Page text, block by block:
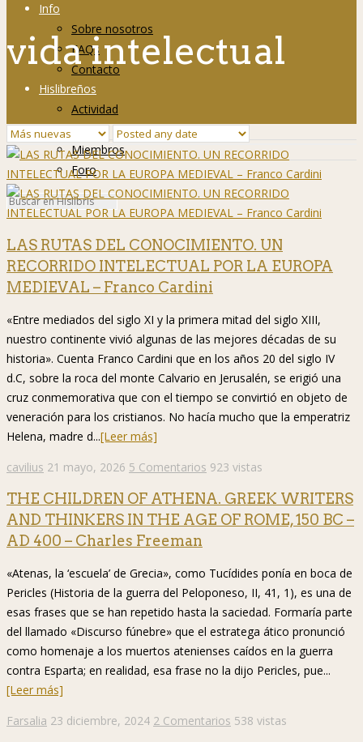
Info
Sobre nosotros
FAQs
Contacto
Hislibreños
Actividad
Grupos
Miembros
Foro
vida intelectual
LAS RUTAS DEL CONOCIMIENTO. UN
RECORRIDO INTELECTUAL POR LA EUROPA
MEDIEVAL – Franco Cardini
«Entre mediados del siglo XI y la primera mitad del siglo XIII,
nuestro continente vivió algunas de las mejores décadas de su
historia». Cuenta Franco Cardini que en los años 20 del siglo IV
d.C, sobre la roca del monte Calvario en Jerusalén, se erigió una
cruz conmemorativa que con el tiempo se convirtió en objeto de
veneración para los cristianos. No hacía mucho que la emperatriz
Helena, madre d...[Leer más]
cavilius 21 mayo, 2026 5 Comentarios 923 vistas
THE CHILDREN OF ATHENA. GREEK WRITERS
AND THINKERS IN THE AGE OF ROME, 150 BC –
AD 400 – Charles Freeman
«Atenas, la ‘escuela’ de Grecia», como Tucídides ponía en boca de
Pericles (Historia de la guerra del Peloponeso, II, 41, 1), es una de
esas frases que se han repetido hasta la saciedad. Formaría parte
del llamado «Discurso fúnebre» que el estratega ático pronunció
como homenaje a los muertos atenienses caídos en la guerra
contra Esparta; en realidad, esa frase no la dijo Pericles, pue...
[Leer más]
Farsalia 23 diciembre, 2024 2 Comentarios 538 vistas